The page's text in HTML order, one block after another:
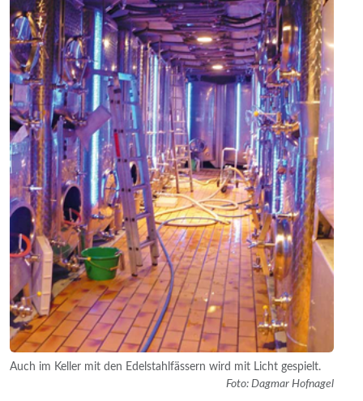
Auch im Keller mit den Edelstahlfässern wird mit Licht gespielt.
Foto: Dagmar Hofnagel